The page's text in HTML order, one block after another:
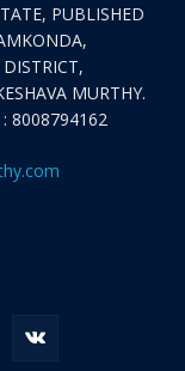
PUBLISHED
MURTHY.
8008794162